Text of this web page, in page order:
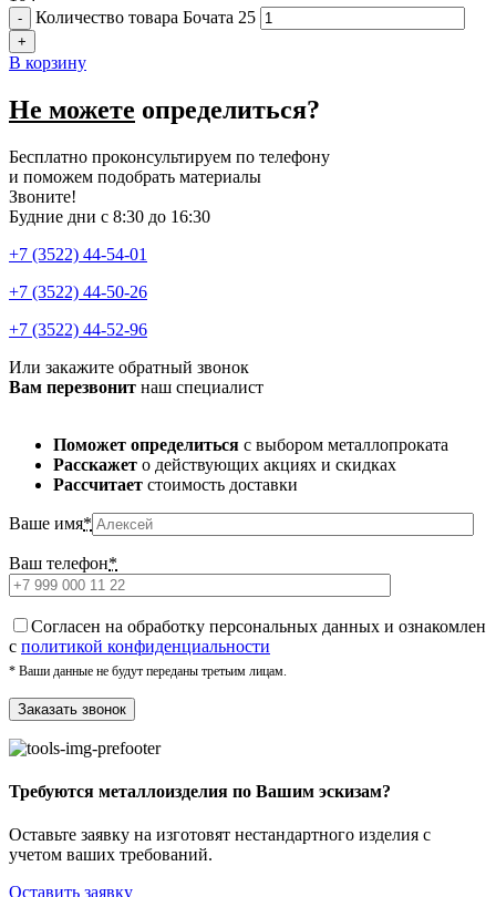
Количество товара Бочата 25
В корзину
Не можете определиться?
Бесплатно проконсультируем по телефону
и поможем подобрать материалы
Звоните!
Будние дни с 8:30 до 16:30
+7 (3522) 44-54-01
+7 (3522) 44-50-26
+7 (3522) 44-52-96
Или закажите обратный звонок
Вам перезвонит наш специалист
Поможет определиться с выбором металлопроката
Расскажет о действующих акциях и скидках
Рассчитает стоимость доставки
Ваше имя*
Ваш телефон*
Cогласен на обработку персональных данных и ознакомлен
с политикой конфиденциальности
* Ваши данные не будут переданы третьим лицам.
Требуются металлоизделия по Вашим эскизам?
Оставьте заявку на изготовят нестандартного изделия с
учетом ваших требований.
Оставить заявку